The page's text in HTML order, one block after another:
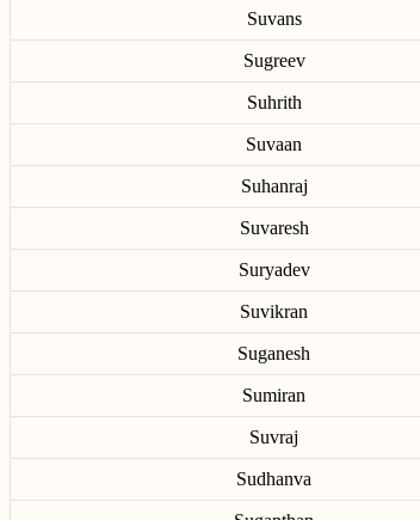
Suvans
Sugreev
Suhrith
Suvaan
Suhanraj
Suvaresh
Suryadev
Suvikran
Suganesh
Sumiran
Suvraj
Sudhanva